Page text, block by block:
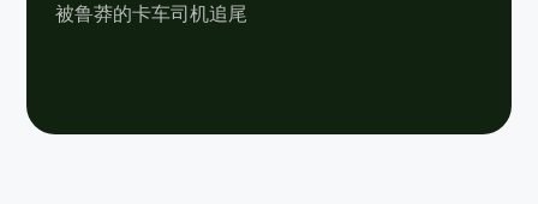
被鲁莽的卡车司机追尾